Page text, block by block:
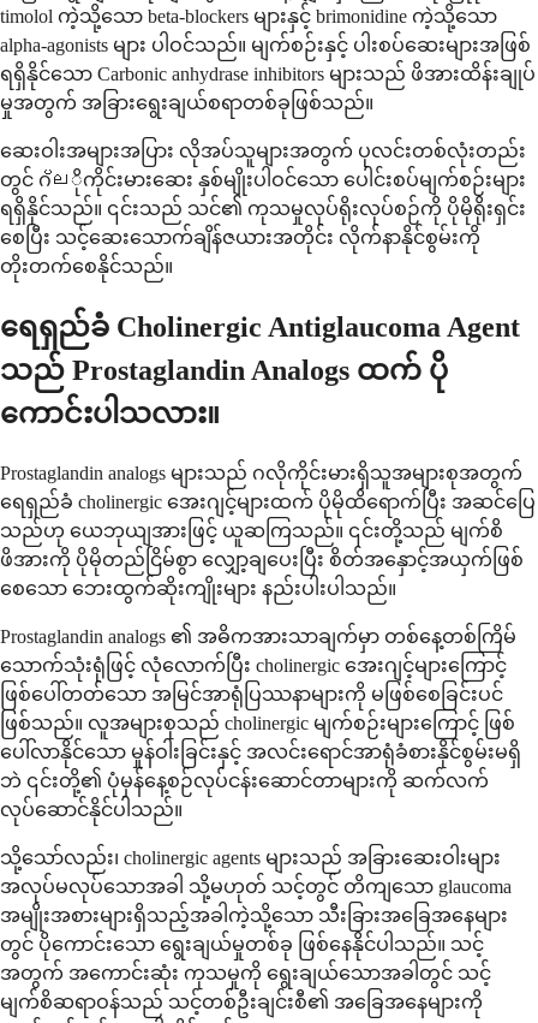
timolol ကဲ့သို့သော beta-blockers များနှင့် brimonidine ကဲ့သို့သော
alpha-agonists များ ပါဝင်သည်။ မျက်စဉ်းနှင့် ပါးစပ်ဆေးများအဖြစ်
ရရှိနိုင်သော Carbonic anhydrase inhibitors များသည် ဖိအားထိန်းချုပ်
မှုအတွက် အခြားရွေးချယ်စရာတစ်ခုဖြစ်သည်။
ဆေးဝါးအများအပြား လိုအပ်သူများအတွက် ပုလင်းတစ်လုံးတည်း
တွင် ဂ്ലိုကိုင်းမားဆေး နှစ်မျိုးပါဝင်သော ပေါင်းစပ်မျက်စဉ်းများ
ရရှိနိုင်သည်။ ၎င်းသည် သင်၏ ကုသမှုလုပ်ရိုးလုပ်စဉ်ကို ပိုမိုရိုးရှင်း
စေပြီး သင့်ဆေးသောက်ချိန်ဇယားအတိုင်း လိုက်နာနိုင်စွမ်းကို
တိုးတက်စေနိုင်သည်။
ရေရှည်ခံ Cholinergic Antiglaucoma Agent
သည် Prostaglandin Analogs ထက် ပို
ကောင်းပါသလား။
Prostaglandin analogs များသည် ဂလိုကိုင်းမားရှိသူအများစုအတွက်
ရေရှည်ခံ cholinergic အေးဂျင့်များထက် ပိုမိုထိရောက်ပြီး အဆင်ပြေ
သည်ဟု ယေဘုယျအားဖြင့် ယူဆကြသည်။ ၎င်းတို့သည် မျက်စိ
ဖိအားကို ပိုမိုတည်ငြိမ်စွာ လျှော့ချပေးပြီး စိတ်အနှောင့်အယှက်ဖြစ်
စေသော ဘေးထွက်ဆိုးကျိုးများ နည်းပါးပါသည်။
Prostaglandin analogs ၏ အဓိကအားသာချက်မှာ တစ်နေ့တစ်ကြိမ်
သောက်သုံးရုံဖြင့် လုံလောက်ပြီး cholinergic အေးဂျင့်များကြောင့်
ဖြစ်ပေါ်တတ်သော အမြင်အာရုံပြဿနာများကို မဖြစ်စေခြင်းပင်
ဖြစ်သည်။ လူအများစုသည် cholinergic မျက်စဉ်းများကြောင့် ဖြစ်
ပေါ်လာနိုင်သော မှုန်ဝါးခြင်းနှင့် အလင်းရောင်အာရုံခံစားနိုင်စွမ်းမရှိ
ဘဲ ၎င်းတို့၏ ပုံမှန်နေ့စဉ်လုပ်ငန်းဆောင်တာများကို ဆက်လက်
လုပ်ဆောင်နိုင်ပါသည်။
သို့သော်လည်း၊ cholinergic agents များသည် အခြားဆေးဝါးများ
အလုပ်မလုပ်သောအခါ သို့မဟုတ် သင့်တွင် တိကျသော glaucoma
အမျိုးအစားများရှိသည့်အခါကဲ့သို့သော သီးခြားအခြေအနေများ
တွင် ပိုကောင်းသော ရွေးချယ်မှုတစ်ခု ဖြစ်နေနိုင်ပါသည်။ သင့်
အတွက် အကောင်းဆုံး ကုသမှုကို ရွေးချယ်သောအခါတွင် သင့်
မျက်စိဆရာဝန်သည် သင့်တစ်ဦးချင်းစီ၏ အခြေအနေများကို